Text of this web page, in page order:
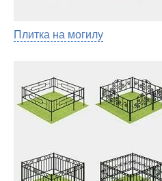
Плитка на могилу